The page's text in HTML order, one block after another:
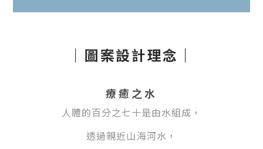
｜圖案設計理念｜
療癒之水
人體的百分之七十是由水組成，
透過親近山海河水，